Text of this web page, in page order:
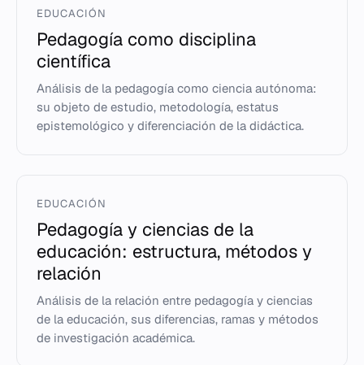
EDUCACIÓN
Pedagogía como disciplina
científica
Análisis de la pedagogía como ciencia autónoma:
su objeto de estudio, metodología, estatus
epistemológico y diferenciación de la didáctica.
EDUCACIÓN
Pedagogía y ciencias de la
educación: estructura, métodos y
relación
Análisis de la relación entre pedagogía y ciencias
de la educación, sus diferencias, ramas y métodos
de investigación académica.